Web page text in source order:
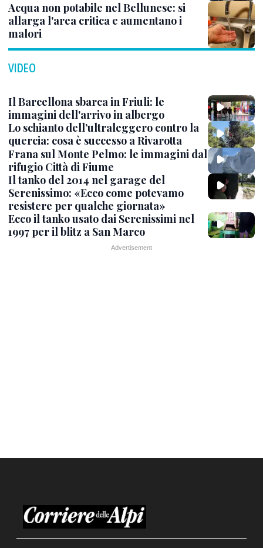
Acqua non potabile nel Bellunese: si
allarga l'area critica e aumentano i
malori
VIDEO
Il Barcellona sbarca in Friuli: le
immagini dell'arrivo in albergo
Lo schianto dell’ultraleggero contro la
quercia: cosa è successo a Rivarotta
Frana sul Monte Pelmo: le immagini dal
rifugio Città di Fiume
Il tanko del 2014 nel garage del
Serenissimo: «Ecco come potevamo
resistere per qualche giornata»
Ecco il tanko usato dai Serenissimi nel
1997 per il blitz a San Marco